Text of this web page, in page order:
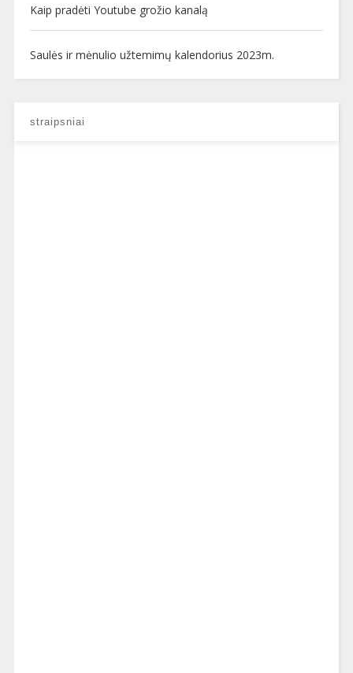
Kaip pradėti Youtube grožio kanalą
Saulės ir mėnulio užtemimų kalendorius 2023m.
straipsniai